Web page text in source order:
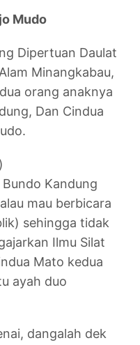
Mudo
Dipertuan Daulat
Minangkabau,
orang anaknya
Dan Cindua
Kandung
mau berbicara
sehingga tidak
Ilmu Silat
Mato kedua
ayah duo
dangalah dek